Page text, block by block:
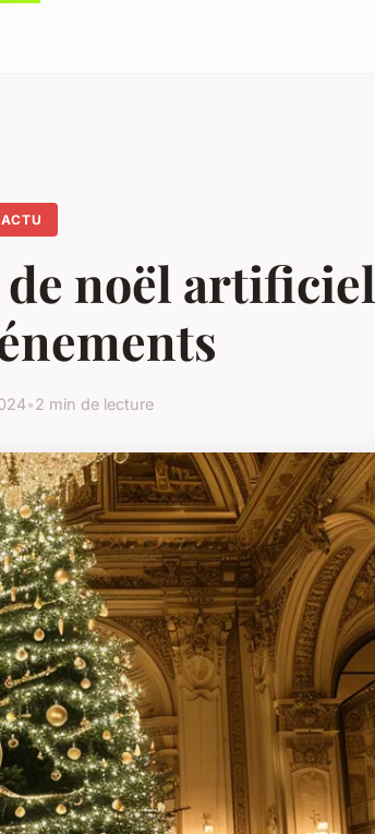
ACTU
noël artificiel
•2 min de lecture